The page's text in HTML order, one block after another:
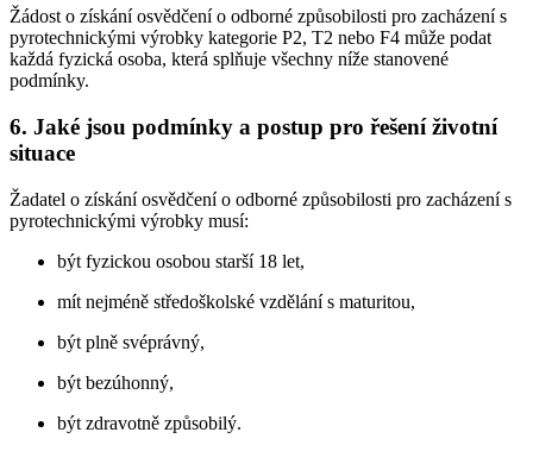
Žádost o získání osvědčení o odborné způsobilosti pro zacházení s
pyrotechnickými výrobky kategorie P2, T2 nebo F4 může podat
každá fyzická osoba, která splňuje všechny níže stanovené
podmínky.
6. Jaké jsou podmínky a postup pro řešení životní
situace
Žadatel o získání osvědčení o odborné způsobilosti pro zacházení s
pyrotechnickými výrobky musí:
být fyzickou osobou starší 18 let,
mít nejméně středoškolské vzdělání s maturitou,
být plně svéprávný,
být bezúhonný,
být zdravotně způsobilý.